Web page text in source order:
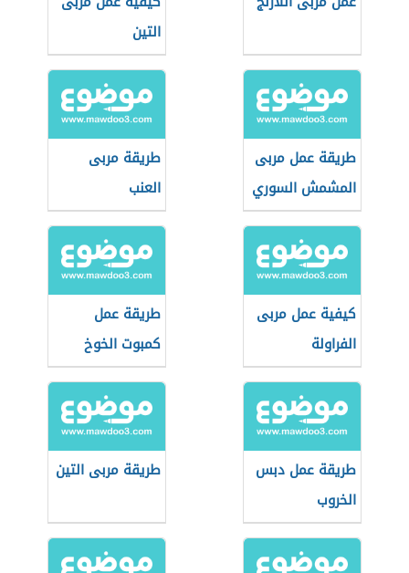
التين
طريقة عمل مربى
المشمش السوري
طريقة مربى
العنب
كيفية عمل مربى
الفراولة
طريقة عمل
كمبوت الخوخ
طريقة عمل دبس
الخروب
طريقة مربى التين